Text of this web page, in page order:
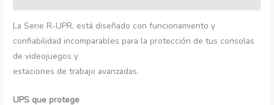
La Serie R-UPR, está diseñado con funcionamiento y
confiabilidad incomparables para la protección de tus consolas
de videojuegos y
estaciones de trabajo avanzadas.
UPS que protege